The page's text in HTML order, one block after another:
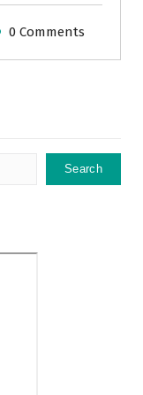
0 Comments